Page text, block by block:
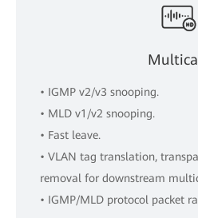
• IGMP v2/v3 snooping.
• MLD v1/v2 snooping.
• Fast leave.
• VLAN tag translation,
removal for downstream
• IGMP/MLD protocol packet